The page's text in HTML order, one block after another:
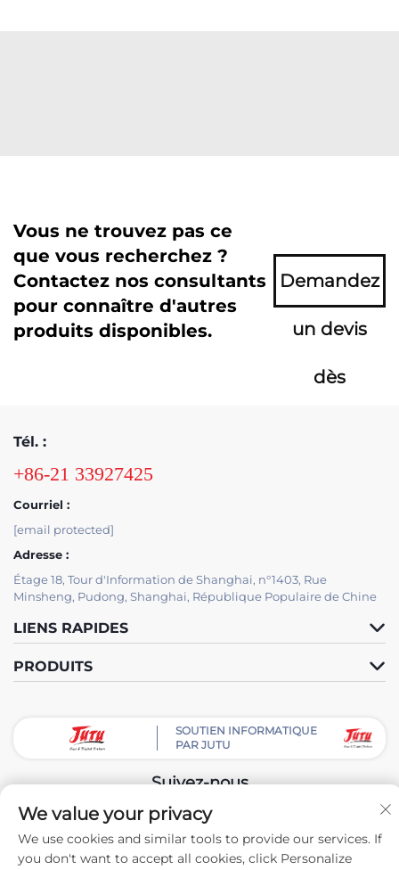
Vous ne trouvez pas ce
que vous recherchez ?
Contactez nos consultants
pour connaître d'autres
produits disponibles.
Demandez
un devis
dès
Tél. :
+86-21 33927425
Courriel :
[email protected]
Adresse :
Étage 18, Tour d'Information de Shanghai, n°1403, Rue
Minsheng, Pudong, Shanghai, République Populaire de Chine
LIENS RAPIDES
PRODUITS
SOUTIEN INFORMATIQUE
PAR JUTU
Suivez-nous
Droits d'auteur © Shanghai JUTU New Materials Technology Limited
Tous droits réservés -Politique de confidentialité-BLOG
We value your privacy
We use cookies and similar tools to provide our services. If
you don't want to accept all cookies, click Personalize